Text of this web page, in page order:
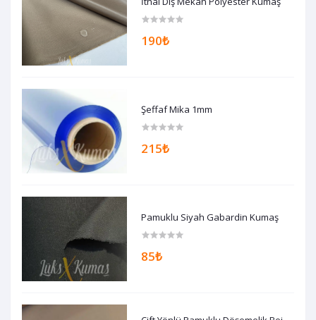
190₺
Şeffaf Mika 1mm
215₺
Pamuklu Siyah Gabardin Kumaş
85₺